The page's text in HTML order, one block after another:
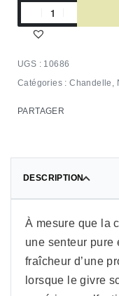
10686
Catégories :Chandelle ,
PARTAGER
DESCRIPTION
À mesure que la
une senteur pure
fraîcheur d’une
lorsque le givre